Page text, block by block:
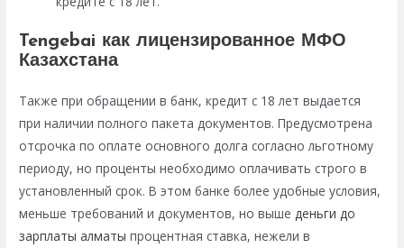
Tengebai как лицензированное МФО
Казахстана
Также при обращении в банк, кредит с 18 лет выдается
при наличии полного пакета документов. Предусмотрена
отсрочка по оплате основного долга согласно льготному
периоду, но проценты необходимо оплачивать строго в
установленный срок. В этом банке более удобные условия,
меньше требований и документов, но выше деньги до
зарплаты алматы процентная ставка, нежели в